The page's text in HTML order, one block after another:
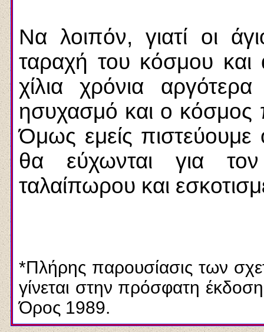
Να λοιπόν, γιατί οι
ταραχή του κόσμου και
χίλια χρόνια
ησυχασμό και ο κόσμος
Όμως εμείς πιστεύουμε
θα εύχωνται για
ταλαίπωρου και
*Πλήρης παρουσίασις των
γίνεται στην πρόσφατη έκδ
Όρος 1989.